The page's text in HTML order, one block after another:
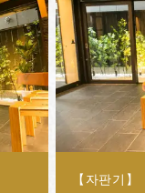
【자판기】